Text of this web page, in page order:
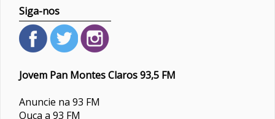
Siga-nos
Jovem Pan Montes Claros 93,5 FM
Anuncie na 93 FM
Ouça a 93 FM